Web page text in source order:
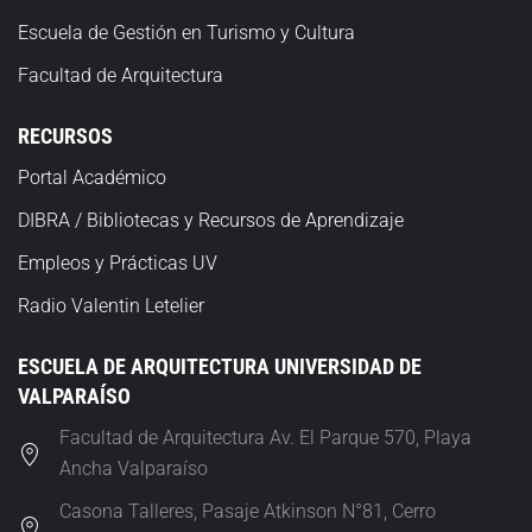
Escuela de Gestión en Turismo y Cultura
Facultad de Arquitectura
RECURSOS
Portal Académico
DIBRA / Bibliotecas y Recursos de Aprendizaje
Empleos y Prácticas UV
Radio Valentin Letelier
ESCUELA DE ARQUITECTURA UNIVERSIDAD DE
VALPARAÍSO
Facultad de Arquitectura Av. El Parque 570, Playa
Ancha Valparaíso
Casona Talleres, Pasaje Atkinson N°81, Cerro